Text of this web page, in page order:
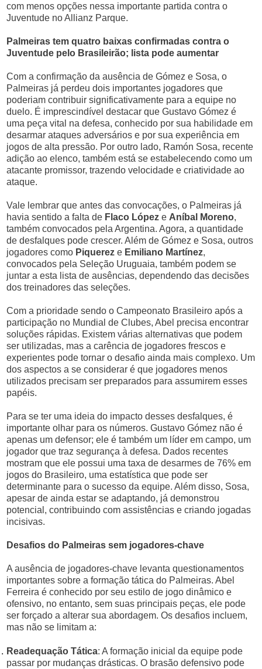
com menos opções nessa importante partida contra o
Juventude no Allianz Parque.
Palmeiras tem quatro baixas confirmadas contra o
Juventude pelo Brasileirão; lista pode aumentar
Com a confirmação da ausência de Gómez e Sosa, o
Palmeiras já perdeu dois importantes jogadores que
poderiam contribuir significativamente para a equipe no
duelo. É imprescindível destacar que Gustavo Gómez é
uma peça vital na defesa, conhecido por sua habilidade em
desarmar ataques adversários e por sua experiência em
jogos de alta pressão. Por outro lado, Ramón Sosa, recente
adição ao elenco, também está se estabelecendo como um
atacante promissor, trazendo velocidade e criatividade ao
ataque.
Vale lembrar que antes das convocações, o Palmeiras já
havia sentido a falta de Flaco López e Aníbal Moreno,
também convocados pela Argentina. Agora, a quantidade
de desfalques pode crescer. Além de Gómez e Sosa, outros
jogadores como Piquerez e Emiliano Martínez,
convocados pela Seleção Uruguaia, também podem se
juntar a esta lista de ausências, dependendo das decisões
dos treinadores das seleções.
Com a prioridade sendo o Campeonato Brasileiro após a
participação no Mundial de Clubes, Abel precisa encontrar
soluções rápidas. Existem várias alternativas que podem
ser utilizadas, mas a carência de jogadores frescos e
experientes pode tornar o desafio ainda mais complexo. Um
dos aspectos a se considerar é que jogadores menos
utilizados precisam ser preparados para assumirem esses
papéis.
Para se ter uma ideia do impacto desses desfalques, é
importante olhar para os números. Gustavo Gómez não é
apenas um defensor; ele é também um líder em campo, um
jogador que traz segurança à defesa. Dados recentes
mostram que ele possui uma taxa de desarmes de 76% em
jogos do Brasileiro, uma estatística que pode ser
determinante para o sucesso da equipe. Além disso, Sosa,
apesar de ainda estar se adaptando, já demonstrou
potencial, contribuindo com assistências e criando jogadas
incisivas.
Desafios do Palmeiras sem jogadores-chave
A ausência de jogadores-chave levanta questionamentos
importantes sobre a formação tática do Palmeiras. Abel
Ferreira é conhecido por seu estilo de jogo dinâmico e
ofensivo, no entanto, sem suas principais peças, ele pode
ser forçado a alterar sua abordagem. Os desafios incluem,
mas não se limitam a:
Readequação Tática: A formação inicial da equipe pode
passar por mudanças drásticas. O brasão defensivo pode